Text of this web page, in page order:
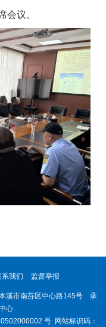
会议。
系我们 监督举报
溪市南芬区中心路145号 承
心
号 网站标识码：